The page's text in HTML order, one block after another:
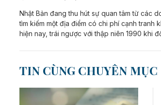
Nhật Bản đang thu hút sự quan tâm từ các
tìm kiếm một địa điểm có chi phí cạnh tranh
hiện nay, trái ngược với thập niên 1990 khi
TIN CÙNG CHUYÊN MỤC